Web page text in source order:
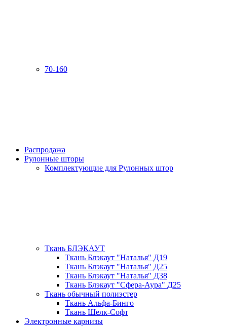
70-160
Распродажа
Рулонные шторы
Комплектующие для Рулонных штор
Ткань БЛЭКАУТ
Ткань Блэкаут "Наталья" Д19
Ткань Блэкаут "Наталья" Д25
Ткань Блэкаут "Наталья" Д38
Ткань Блэкаут "Сфера-Аура" Д25
Ткань обычный полиэстер
Ткань Альфа-Бинго
Ткань Шелк-Софт
Электронные карнизы